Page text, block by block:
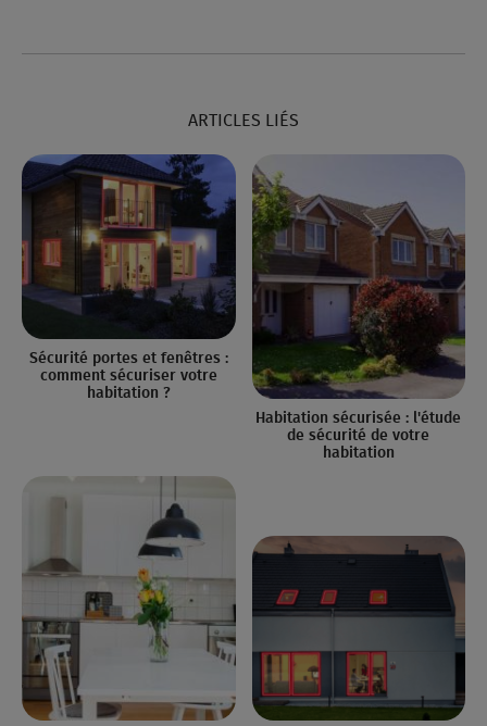
ARTICLES LIÉS
Sécurité portes et fenêtres :
comment sécuriser votre
habitation ?
Habitation sécurisée : l'étude
de sécurité de votre
habitation